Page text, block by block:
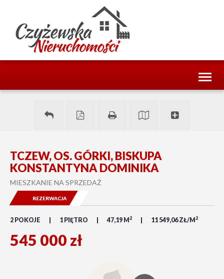
TCZEW, OS. GÓRKI, BISKUPA
KONSTANTYNA DOMINIKA
MIESZKANIE NA SPRZEDAŻ
2 POKOJE 1 PIĘTRO 47,19 M 2 11 549,06 ZŁ/M 2
545 000 zł
REZERWACJA